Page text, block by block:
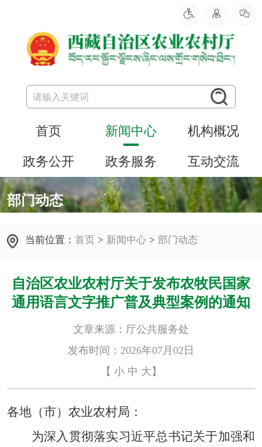
首页 新闻中心 机构概况
政务公开 政务服务 互动交流
部门动态
当前位置：首页 > 新闻中心 > 部门动态
自治区农业农村厅关于发布农牧民国家
通用语言文字推广普及典型案例的通知
文章来源：厅公共服务处
发布时间：2026年07月02日
【 小 中 大 】
各地（市）农业农村局：
为深入贯彻落实习近平总书记关于加强和